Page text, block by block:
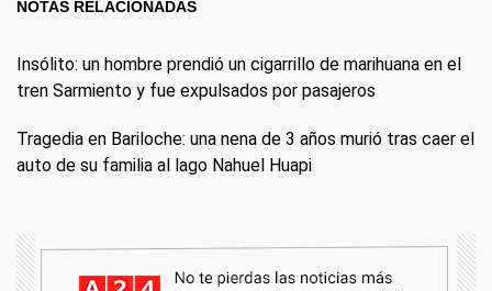
NOTAS RELACIONADAS
Insólito: un hombre prendió un cigarrillo de marihuana en el
tren Sarmiento y fue expulsados por pasajeros
Tragedia en Bariloche: una nena de 3 años murió tras caer el
auto de su familia al lago Nahuel Huapi